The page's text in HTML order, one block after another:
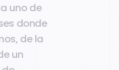
uno de
donde
de la
un